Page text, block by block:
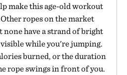
make this age-old workout
ropes on the market
have a strand of bright
while you're jumping.
burned, or the duration
rope swings in front of you.